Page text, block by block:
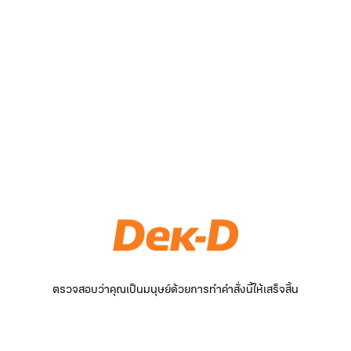
ตรวจสอบว่าคุณเป็นมนุษย์ด้วยการทำคำสั่งนี้ให้เสร็จสิ้น